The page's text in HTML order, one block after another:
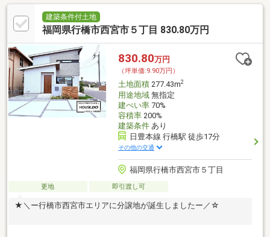
建築条件付土地
福岡県行橋市西宮市５丁目 830.80万円
830.80万円
（坪単価:9.90万円）
土地面積277.43m2
用途地域無指定
建ぺい率70%
容積率200%
建築条件あり
日豊本線 行橋駅 徒歩17分
その他の交通
福岡県行橋市西宮市５丁目
更地 即引渡し可
★＼ー行橋市西宮市エリアに分譲地が誕生しましたー／☆